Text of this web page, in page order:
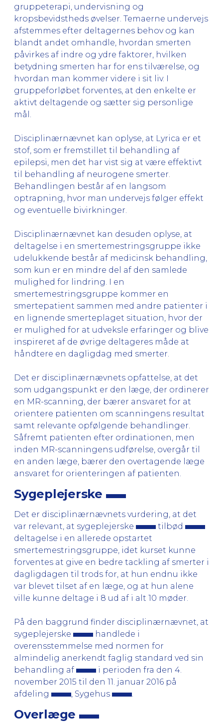
gruppeterapi, undervisning og
kropsbevidstheds øvelser. Temaerne undervejs
afstemmes efter deltagernes behov og kan
blandt andet omhandle, hvordan smerten
påvirkes af indre og ydre faktorer, hvilken
betydning smerten har for ens tilværelse, og
hvordan man kommer videre i sit liv. I
gruppeforløbet forventes, at den enkelte er
aktivt deltagende og sætter sig personlige
mål.
Disciplinærnævnet kan oplyse, at Lyrica er et
stof, som er fremstillet til behandling af
epilepsi, men det har vist sig at være effektivt
til behandling af neurogene smerter.
Behandlingen består af en langsom
optrapning, hvor man undervejs følger effekt
og eventuelle bivirkninger.
Disciplinærnævnet kan desuden oplyse, at
deltagelse i en smertemestringsgruppe ikke
udelukkende består af medicinsk behandling,
som kun er en mindre del af den samlede
mulighed for lindring. I en
smertemestringsgruppe kommer en
smertepatient sammen med andre patienter i
en lignende smerteplaget situation, hvor der
er mulighed for at udveksle erfaringer og blive
inspireret af de øvrige deltageres måde at
håndtere en dagligdag med smerter.
Det er disciplinærnævnets opfattelse, at det
som udgangspunkt er den læge, der ordinerer
en MR-scanning, der bærer ansvaret for at
orientere patienten om scanningens resultat
samt relevante opfølgende behandlinger.
Såfremt patienten efter ordinationen, men
inden MR-scanningens udførelse, overgår til
en anden læge, bærer den overtagende læge
ansvaret for orienteringen af patienten.
Sygeplejerske
Det er disciplinærnævnets vurdering, at det
var relevant, at sygeplejerske
tilbød
deltagelse i en allerede opstartet
smertemestringsgruppe, idet kurset kunne
forventes at give en bedre tackling af smerter i
dagligdagen til trods for, at hun endnu ikke
var blevet tilset af en læge, og at hun alene
ville kunne deltage i 8 ud af i alt 10 møder.
På den baggrund finder disciplinærnævnet, at
sygeplejerske
handlede i
overensstemmelse med normen for
almindelig anerkendt faglig standard ved sin
behandling af
i perioden fra den 4.
november 2015 til den 11. januar 2016 på
afdeling
, Sygehus
Overlæge